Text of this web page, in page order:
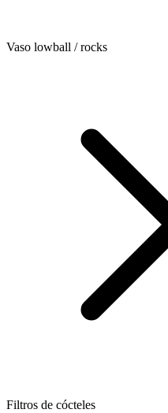
Vaso lowball / rocks
Filtros de cócteles